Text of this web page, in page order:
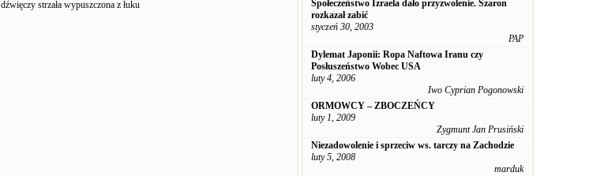
dźwięczy strzała wypuszczona z łuku
Społeczeństwo Izraela dało przyzwolenie. Szaron
rozkazał zabić
styczeń 30, 2003
PAP
Dylemat Japonii: Ropa Naftowa Iranu czy
Posłuszeństwo Wobec USA
luty 4, 2006
Iwo Cyprian Pogonowski
ORMOWCY – ZBOCZEŃCY
luty 1, 2009
Zygmunt Jan Prusiński
Niezadowolenie i sprzeciw ws. tarczy na Zachodzie
luty 5, 2008
marduk